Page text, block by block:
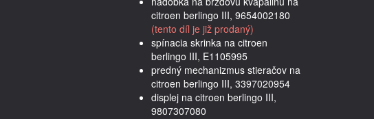
citroen berlingo III, 9654002180
(tento díl je již prodaný)
spínacia skrinka na citroen
berlingo III, E1105995
predný mechanizmus stieračov na
citroen berlingo III, 3397020954
displej na citroen berlingo III,
9807307080